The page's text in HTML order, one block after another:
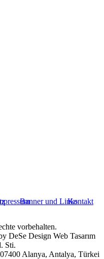
Banner und LinksKontakt
vorbehalten.
DeSe Design Web Tasarım
Sti.
Alanya, Antalya, Türkei